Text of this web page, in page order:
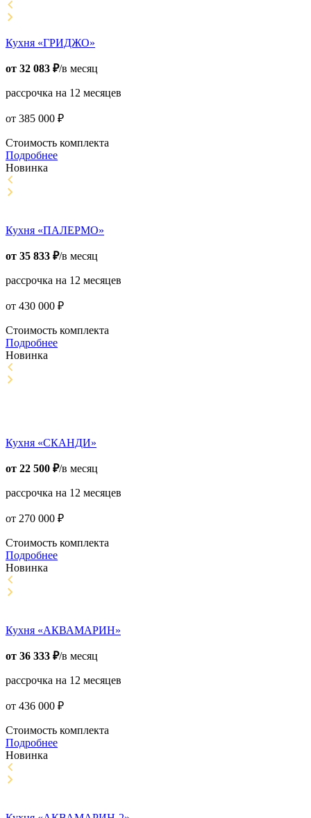
Кухня «ГРИДЖО»
от 32 083 ₽/в месяц
рассрочка на 12 месяцев
от 385 000 ₽
Стоимость комплекта
Подробнее
Новинка
Кухня «ПАЛЕРМО»
от 35 833 ₽/в месяц
рассрочка на 12 месяцев
от 430 000 ₽
Стоимость комплекта
Подробнее
Новинка
Кухня «СКАНДИ»
от 22 500 ₽/в месяц
рассрочка на 12 месяцев
от 270 000 ₽
Стоимость комплекта
Подробнее
Новинка
Кухня «АКВАМАРИН»
от 36 333 ₽/в месяц
рассрочка на 12 месяцев
от 436 000 ₽
Стоимость комплекта
Подробнее
Новинка